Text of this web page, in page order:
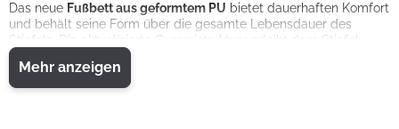
Das neue Fußbett aus geformtem PU bietet dauerhaften Komfort
und behält seine Form über die gesamte Lebensdauer des
Stiefels. Die aktualisierte Gummistruktur verleiht dem Stiefel
zusätzliche
Robustheit und Langlebigkeit
ist die steinfarbene Zwischensohle, die dem Stiefel einen
einzigartigen, stilvollen Look verleiht und ihn von anderen Stiefeln
Mehr anzeigen